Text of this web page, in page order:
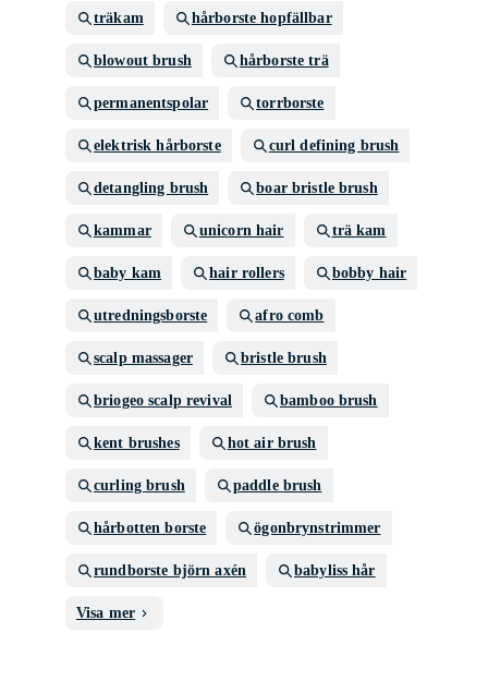
träkam hårborste hopfällbar
blowout brush hårborste trä
permanentspolar torrborste
elektrisk hårborste curl defining brush
detangling brush boar bristle brush
kammar unicorn hair trä kam
baby kam hair rollers bobby hair
utredningsborste afro comb
scalp massager bristle brush
briogeo scalp revival bamboo brush
kent brushes hot air brush
curling brush paddle brush
hårbotten borste ögonbrynstrimmer
rundborste björn axén babyliss hår
Visa mer